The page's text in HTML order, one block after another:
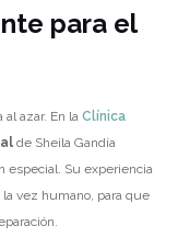
para el
azar. En la Clínica
de Sheila Gandía
especial. Su experiencia
vez humano, para que